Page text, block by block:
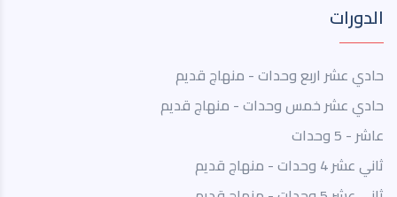
الدورات
حادي عشر اربع وحدات - منهاج قديم
حادي عشر خمس وحدات - منهاج قديم
عاشر - 5 وحدات
ثاني عشر 4 وحدات - منهاج قديم